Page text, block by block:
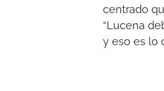
centrado
“Lucena
y eso es lo